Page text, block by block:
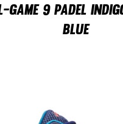
Game 9 Padel
Blue